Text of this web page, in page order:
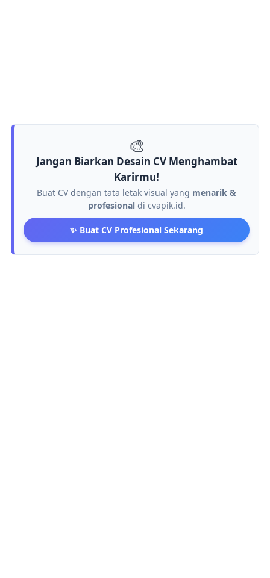
🎨
Jangan Biarkan Desain CV Menghambat
Karirmu!
Buat CV dengan tata letak visual yang menarik &
profesionaldi cvapik.id.
✨ Buat CV Profesional Sekarang